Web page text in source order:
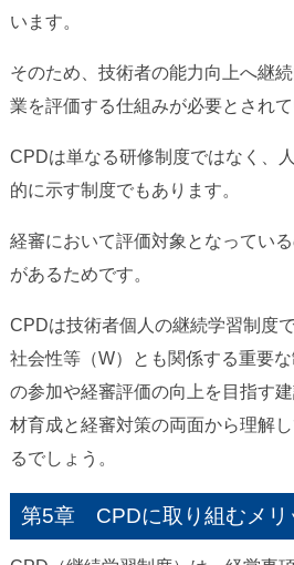
います。
そのため、技術者の能力向上へ継
業を評価する仕組みが必要とされて
CPDは単なる研修制度ではなく、
的に示す制度でもあります。
経審において評価対象となってい
があるためです。
CPDは技術者個人の継続学習制度
社会性等（W）とも関係する重要
の参加や経審評価の向上を目指す
材育成と経審対策の両面から理解
るでしょう。
第5章 CPDに取り組むメリ